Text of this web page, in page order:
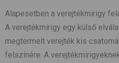
Alapesetben a verejtékmirigy
A verejtékmirigy egy külső
megtermelt verejték kis
felszínére. A